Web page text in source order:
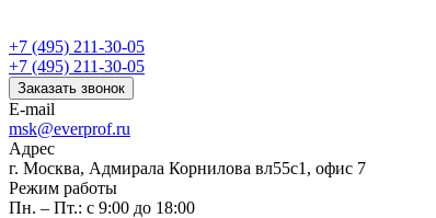
+7 (495) 211-30-05
+7 (495) 211-30-05
Заказать звонок
E-mail
msk@everprof.ru
Адрес
г. Москва, Адмирала Корнилова вл55с1, офис 7
Режим работы
Пн. – Пт.: с 9:00 до 18:00